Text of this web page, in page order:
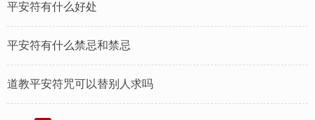
平安符有什么好处
平安符有什么禁忌和禁忌
道教平安符咒可以替别人求吗